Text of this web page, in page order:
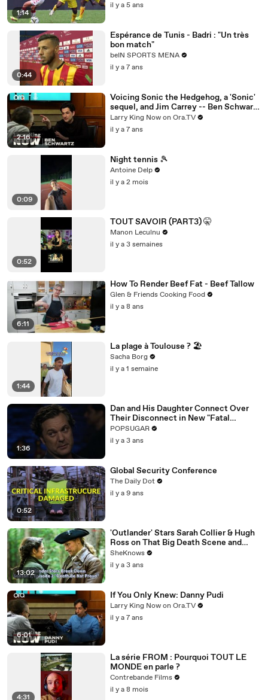
1:14
il y a 5 ans
0:44
Espérance de Tunis - Badri : "Un très
bon match"
beIN SPORTS MENA
il y a 7 ans
2:16
Voicing Sonic the Hedgehog, a 'Sonic'
sequel, and Jim Carrey -- Ben Schwartz
answers your social media questions
Larry King Now on Ora.TV
il y a 7 ans
0:09
Night tennis 🎾
Antoine Delp
il y a 2 mois
0:52
TOUT SAVOIR (PART3) 🤫
Manon Leculnu
il y a 3 semaines
6:11
How To Render Beef Fat - Beef Tallow
Glen & Friends Cooking Food
il y a 8 ans
1:44
La plage à Toulouse ? 🏖️
Sacha Borg
il y a 1 semaine
1:36
Dan and His Daughter Connect Over
Their Disconnect in New "Fatal
Attraction" Exclusive Clip
POPSUGAR
il y a 3 ans
0:52
Global Security Conference
The Daily Dot
il y a 9 ans
13:02
'Outlander' Stars Sarah Collier & Hugh
Ross on That Big Death Scene and
Working with Sam Heughan & Caitríona
Balfe
SheKnows
il y a 3 ans
6:01
If You Only Knew: Danny Pudi
Larry King Now on Ora.TV
il y a 7 ans
4:31
La série FROM : Pourquoi TOUT LE
MONDE en parle ?
Contrebande Films
il y a 8 mois